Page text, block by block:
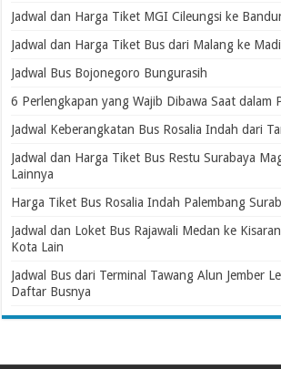
Jadwal dan Harga Tiket MGI Cileungsi ke
Jadwal dan Harga Tiket Bus dari Malang ke
Jadwal Bus Bojonegoro Bungurasih
6 Perlengkapan yang Wajib Dibawa Saat dalam
Jadwal Keberangkatan Bus Rosalia Indah dari
Jadwal dan Harga Tiket Bus Restu Surabaya
Lainnya
Harga Tiket Bus Rosalia Indah Palembang
Jadwal dan Loket Bus Rajawali Medan ke
Kota Lain
Jadwal Bus dari Terminal Tawang Alun Jember
Daftar Busnya